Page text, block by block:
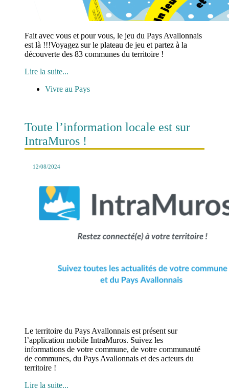
Fait avec vous et pour vous, le jeu du Pays Avallonnais
est là !!!Voyagez sur le plateau de jeu et partez à la
découverte des 83 communes du territoire !
Lire la suite...
Vivre au Pays
Toute l’information locale est sur
IntraMuros !
12/08/2024
Le territoire du Pays Avallonnais est présent sur
l’application mobile IntraMuros. Suivez les
informations de votre commune, de votre communauté
de communes, du Pays Avallonnais et des acteurs du
territoire !
Lire la suite...